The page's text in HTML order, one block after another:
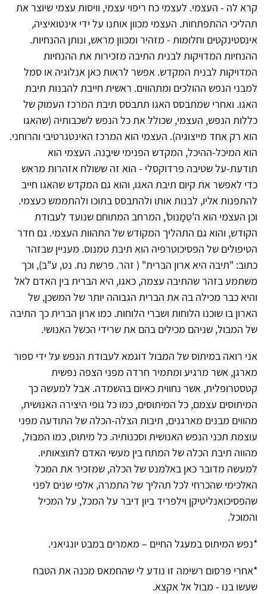
קרא לה - העצמי. לעצמי כח ריפוי עצמי, וויסות עצמי שיוצר את
תהליכי ההתפתחות. העצמי מכוון אותנו על ידי אינטואיציה,
אינסטינקטים וחלומות - מזהיר ומכוון מראש, ונותן ההנחיות.
ההנחיות המדויקות לבנית התיבה מזכירות את ההנחיות
המדויקות לבנית המקדש. אפשר לראות כאן אנלוגיה או סמל
למבני הנפש ההולכים ומתהווים. ראשית חייבת להבנות תיבת
האגו. ואחרי שמתבסס האגו תתבסס תיבת המרכז העמוק של
כללות הנפש, העצמי, שכולל את כל הנפש לשכבותיה (שהאגו
הוא רק אחד מייצוגיה). העצמי הוא המרכז האינטגרטיבי והרוחני.
הוא המיכל-ההיכל, המקדש הפנימי שיבַנה. העצמי הוא
תודעת-על שטיבה פרדוקסלי - הוא זה ששולח אזהרות מראש
כדי לאפשר את קיום תיבת האגו, והוא גם המקדש שהאגו חייב
להתפנות אליו, לבנות אותו ולהתבסס בתוכו ולהתממש כעצמי.
וכן העצמי הוא ה'טֶמָנוס', המרחב המתוחם שנועד לעבודת
הקודש, והוא גם התהליך המקודש של התהוות העצמי. גם חדר
הטיפולים של הפסיכוטרפיה הוא תיבת טמנוס. מעניין שבזהר
כתוב: "תיבה היא ארון הברית" ( זהר. פרשת נח. נט, ע"ב), וכך
משתמע בזהר שהתיבה עצמה, כאגו, היא הברית בין האדם לאל
והיא כבר מכילה בה את הברית הגבוהה יותר של המשכן, של
הארון בו שוכנו הלוחות ושברי הלוחות. כמו ארון הברית כך התיבה
של המבול, שניהם מכילים בהם את שרידי הכשל האנושי.
אני רואה במיתוס של המבול דוגמא לעבודת הנפש על ידי ספור
מארגן, אשר מרגיע ומתמיר חרדה מפני הצפה נפשית
קטסטרופלית, אשר נחווית כאיום בהשמדה. אבל למעשה כך
המיתוסים עצמם, כל המיתוסים, כמו כל גופי היצירה האנושית,
מהווים מבנים מארגנים, תיבות הצלה-הכלה של התודעה מפני
עוצמת תכני הנפש האנושית וסכנותיה. כל מיתוס, כמו המבול,
מהווה תיבת הכלה של המתח בין מעשי האדם לתוצאותיו.
למעשה מדובר כאן באלמנט של הכלה, שמזכיר את המכל
האלכימי שהכרחי לכל תהליך של התמרה, אלפי שנים לפני
שהפסיכואנליטיקן וילפריד ביון דיבר על המכל, על המכיל
והמוכל.
*נפש המיתוס במעגל החיים – מאמרים במבט יונגיאני.
*אחרי פרסום רשימה זו נודע לי שהחמאס מכנה את הטבח
שעשו בנו - מבול אל אקצא.